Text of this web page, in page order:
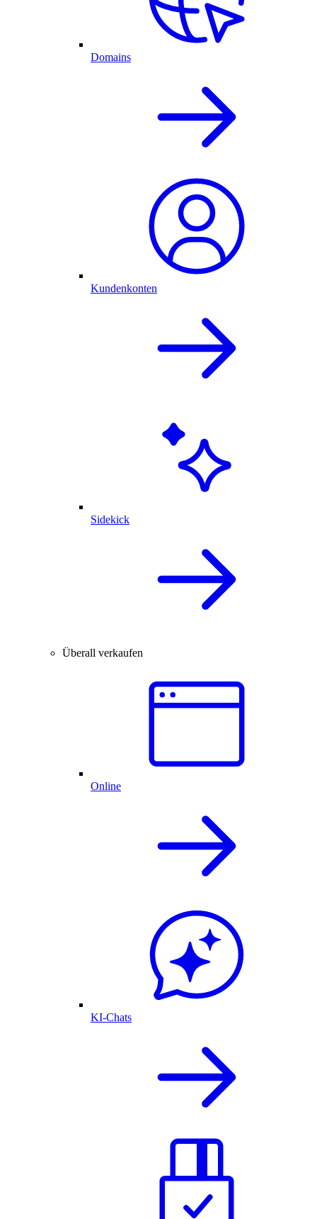
Domains
Kundenkonten
Sidekick
Überall verkaufen
Online
KI-Chats